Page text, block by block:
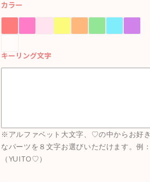
カラー
キーリング文字
※アルファベット大文字、♡の中からお好き
なパーツを８文字お選びいただけます。例：
（YUITO♡）